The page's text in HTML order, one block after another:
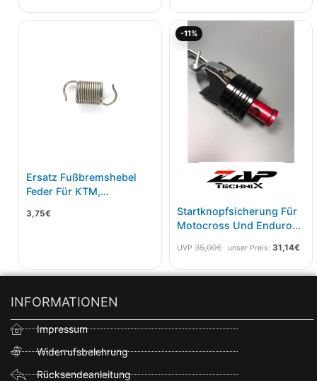
Ersatz Fußbremshebel
Feder Für KTM,
3,75€
-11%
Startknopfsicherung Für
Motocross Und Enduro
UVP 35,00€ unser Preis: 31,14€
INFORMATIONEN
Impressum
Widerrufsbelehrung
Rücksendeanleitung